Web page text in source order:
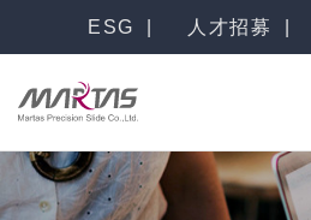
ESG 人才招募